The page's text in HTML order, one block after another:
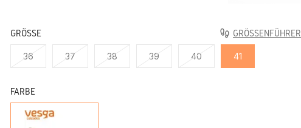
GRÖSSE GRÖSSENFÜHRER
36 37 38 39 40 41
FARBE
SAND